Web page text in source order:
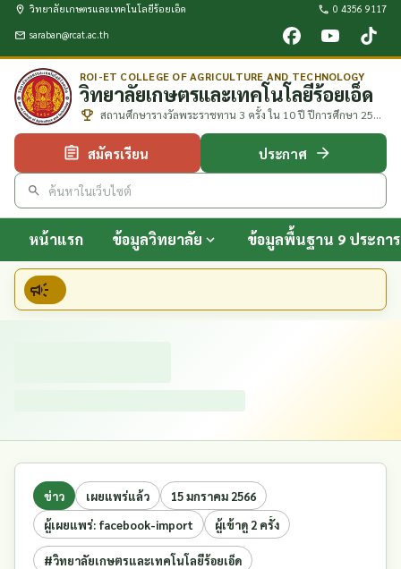
วิทยาลัยเกษตรและเทคโนโลยีร้อยเอ็ด 0 4356 9117
saraban@rcat.ac.th
ROI-ET COLLEGE OF AGRICULTURE AND TECHNOLOGY
วิทยาลัยเกษตรและเทคโนโลยีร้อยเอ็ด
สถานศึกษารางวัลพระราชทาน 3 ครั้ง ใน 10 ปี ปีการศึกษา 2552
2557 และ 2561
สมัครเรียน ประกาศ
หน้าแรก ข้อมูลวิทยาลัย ข้อมูลพื้นฐาน 9 ประการ
ข่าว เผยแพร่แล้ว
15 มกราคม 2566
ผู้เผยแพร่: facebook-import
ผู้เข้าดู 2 ครั้ง
#วิทยาลัยเกษตรและเทคโนโลยีร้อยเอ็ด